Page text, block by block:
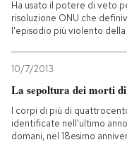
PODCAST
I MIEI PREFERITI
Ha usato il potere di veto
risoluzione ONU che
l'episodio più violento della
10/7/2013
La sepoltura dei morti
I corpi di più di
identificate nell'ultimo
domani, nel 18esimo